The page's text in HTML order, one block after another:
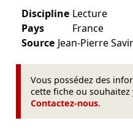
Discipline Lecture
Pays
France
Source Jean-Pierre
Vous possédez des
cette fiche ou
Contactez-nous.